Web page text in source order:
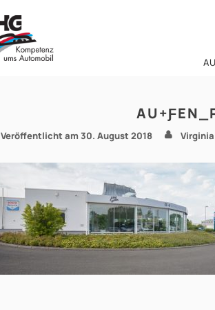
Veröffentlicht am 30. August 2018